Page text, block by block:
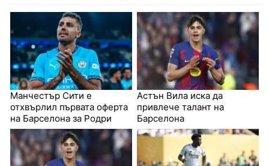
Манчестър Сити е
отхвърлил първата оферта
на Барселона за Родри
Астън Вила иска да
привлече талант на
Барселона